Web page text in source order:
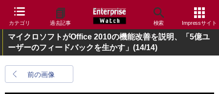
カテゴリ 過去記事 検索 Impressサイト
マイクロソフトがOffice 2010の機能改善を説明、「5億ユ
ーザーのフィードバックを生かす」 (14/14)
前の画像